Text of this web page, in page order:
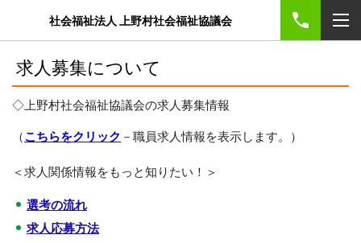
社会福祉法人 上野村社会福祉協議会
求人募集について
◇上野村社会福祉協議会の求人募集情報
（こちらをクリック －職員求人情報を表示します。）
＜求人関係情報をもっと知りたい！＞
選考の流れ
求人応募方法